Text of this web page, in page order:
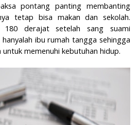
pontang panting membanting
tetap bisa makan dan sekolah.
180 derajat setelah sang suami
ibu rumah tangga sehingga
memenuhi kebutuhan hidup.